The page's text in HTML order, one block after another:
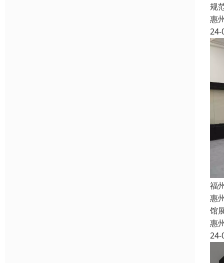
规
惠
24-
福
惠
馆
惠
24-